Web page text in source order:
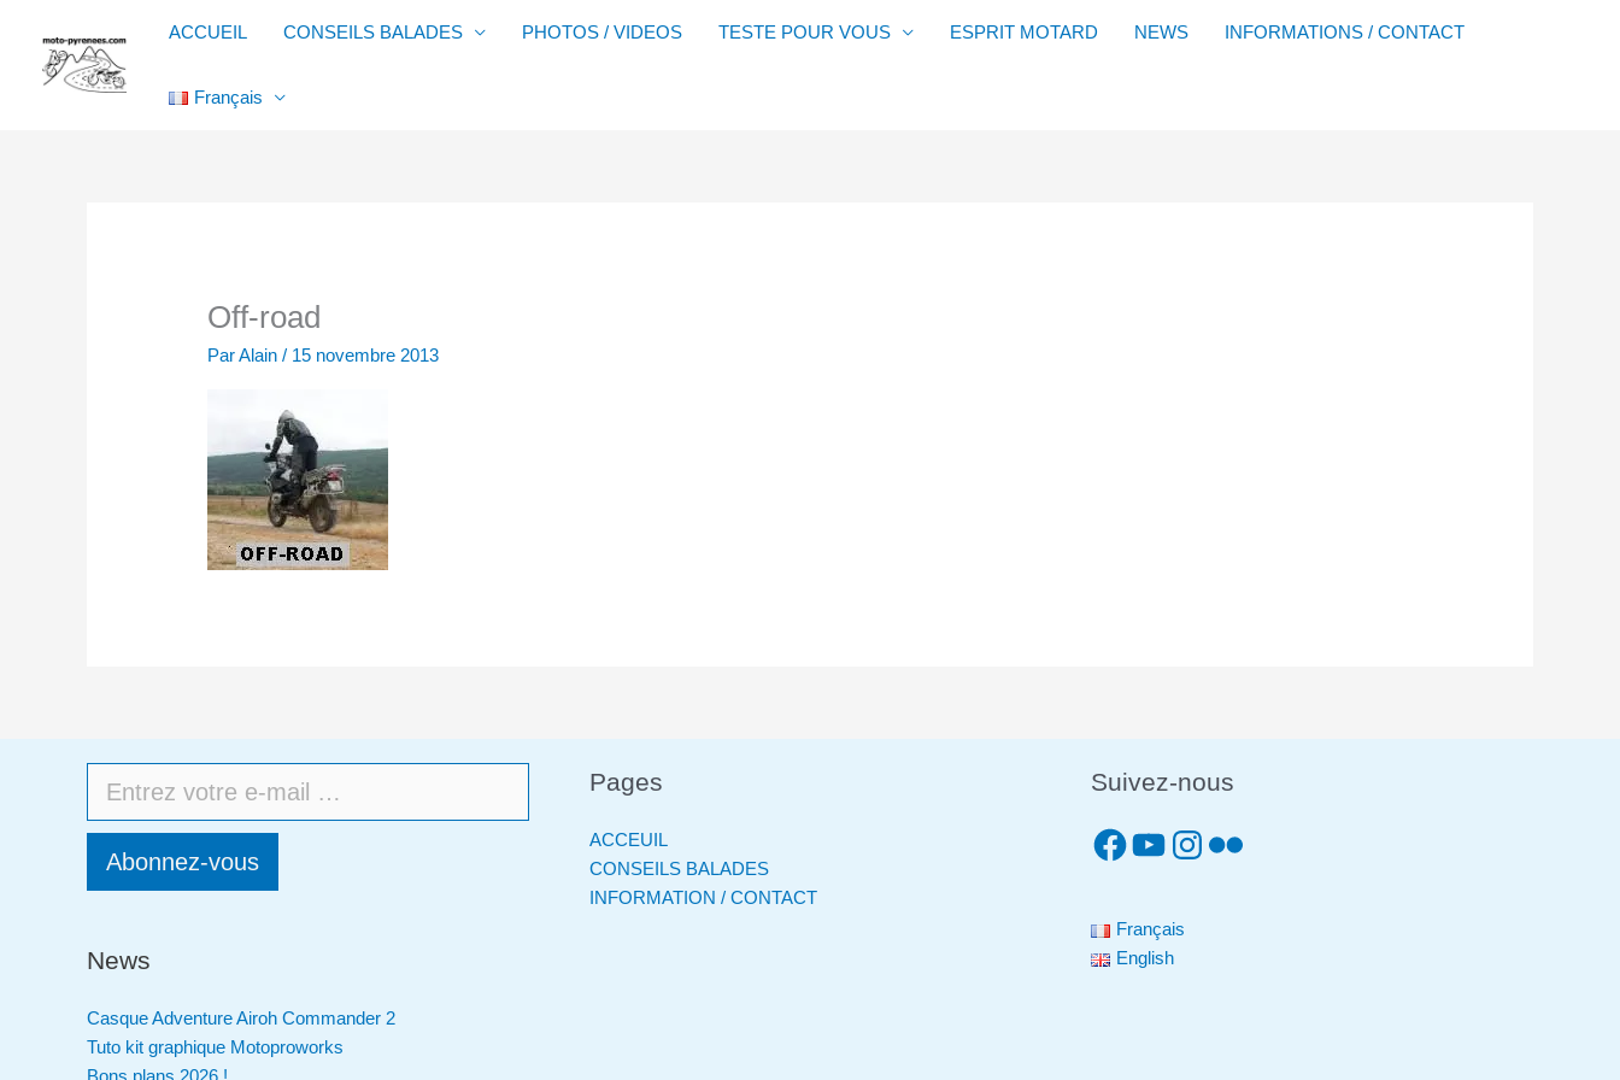
contenu
ACCUEIL CONSEILS BALADES PHOTOS / VIDEOS TESTE POUR VOUS ESPRIT MOTARD NEWS INFORMATIONS / CONTACT
Français
Off-road
ParAlain/ 15 novembre 2013
Abonnez-vous
News
Casque Adventure Airoh Commander 2
Tuto kit graphique Motoproworks
Pages
ACCEUIL
CONSEILS BALADES
INFORMATION / CONTACT
Suivez-nous
Français
English